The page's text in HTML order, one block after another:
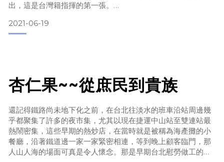
出，這是台灣籍指揮的第一張。
漫步雪梨，那座已被列為世界文化遺產的歌劇院，是每個人拍
照、打卡、注視的必到之地，雪梨歌劇院襯著驕傲的笑容，這
&n
2021-06-19
杏仁果~~從庶民到貴族
還記得鐵路尚未地下化之前，在台北往淡水的班車沿站周邊幾
乎都聚集了許多的夜市集，尤其以現在捷運中山站至雙連站最
熱鬧密集，這些早期的熱炒店，在當時就是被稱為海產攤的小
餐廳，沿著鐵道邊一家一家緊密相連，等到晚上顧客臨門，那
人山人海的場面可真是令人懷念。那是早期台北慰勞做工的人